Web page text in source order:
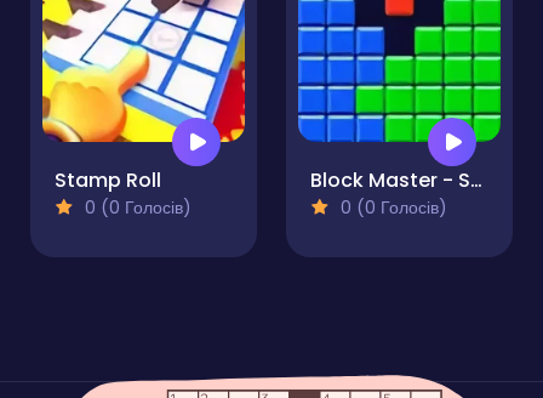
Stamp Roll
0 (0 Голосів)
Block Master - Super Puzzle
0 (0 Голосів)